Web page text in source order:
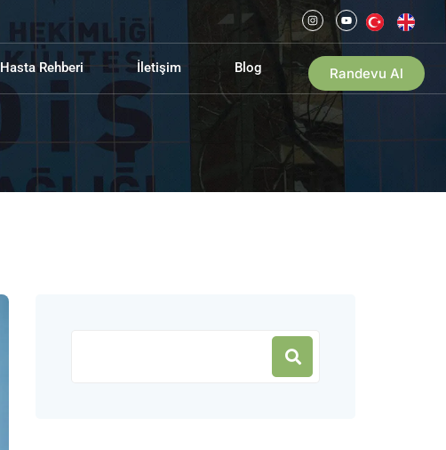
Hasta Rehberi İletişim
Blog
Randevu Al